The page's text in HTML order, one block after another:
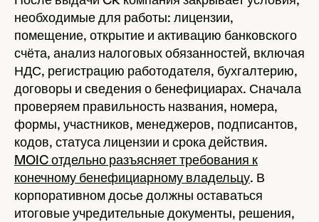
необходимые для работы: лицензии,
помещение, открытие и активацию банковского
счёта, анализ налоговых обязанностей, включая
НДС, регистрацию работодателя, бухгалтерию,
договоры и сведения о бенефициарах. Сначала
проверяем правильность названия, номера,
формы, участников, менеджеров, подписантов,
кодов, статуса лицензии и срока действия.
MOIC отдельно разъясняет требования к
конечному бенефициарному владельцу. В
корпоративном досье должны оставаться
итоговые учредительные документы, решения,